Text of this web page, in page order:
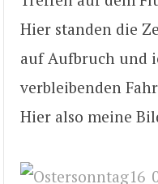
Hier standen die
auf Aufbruch und
verbleibenden
Hier also meine